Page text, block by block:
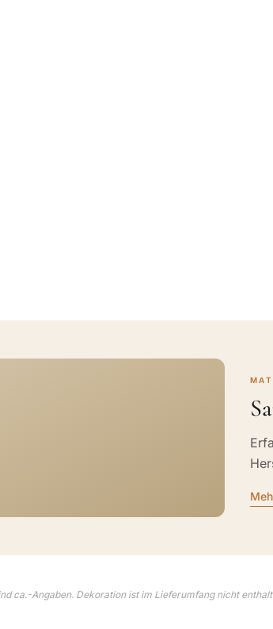
ca.-Angaben. Dekoration ist im Lieferumfang nicht